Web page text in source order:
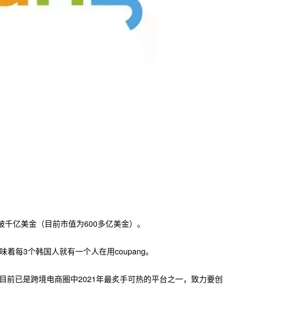
亿美金（目前市值为600多亿美金）。
每3个韩国人就有一个人在用coupang。
已是跨境电商圈中2021年最炙手可热的平台之一，致力要创